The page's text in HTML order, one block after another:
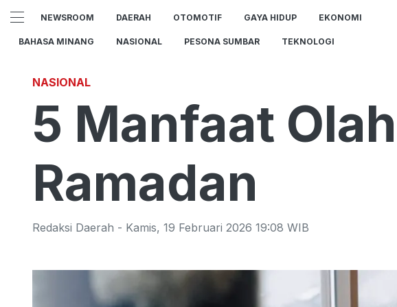
NEWSROOM DAERAH OTOMOTIF GAYA HIDUP EKONOMI
BAHASA MINANG NASIONAL PESONA SUMBAR TEKNOLOGI
NASIONAL
5 Manfaat
Ramadan
Redaksi Daerah - Kamis, 19 Februari 2026 19:08 WIB